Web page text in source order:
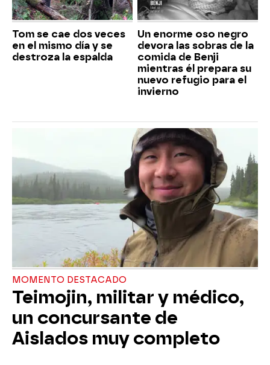
Tom se cae dos veces
en el mismo día y se
destroza la espalda
Un enorme oso negro
devora las sobras de la
comida de Benji
mientras él prepara su
nuevo refugio para el
invierno
MOMENTO DESTACADO
Teimojin, militar y médico,
un concursante de
Aislados muy completo